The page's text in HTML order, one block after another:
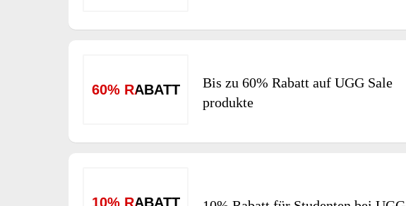
60% RABATT
Bis zu 60% Rabatt auf UGG Sale
produkte
10% RABATT